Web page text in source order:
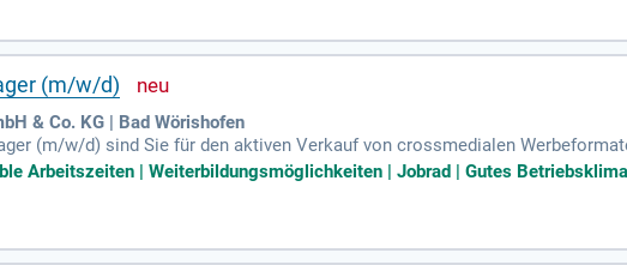
(m/w/d)
& Co. KG | Bad Wörishofen
(m/w/d) sind Sie für den aktiven Verkauf von crossmedialen
umfassen die umfassende Beratung von Werbekunden und Agenturen via
ein bestehendes Portfolio und akquirieren gezielt Neukunden, während
an modernen Verkaufs- und Marketingkonzepten gehören ebenfalls
besuchen Sie regelmäßig Kunden vor Ort und auf Messen.
Arbeitszeiten | Weiterbildungsmöglichkeiten | Jobrad | Gutes